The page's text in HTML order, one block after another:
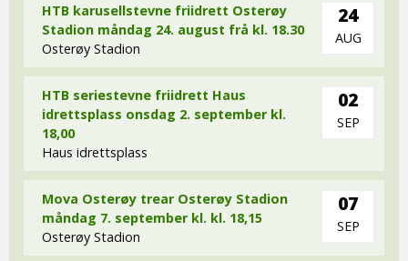
HTB karusellstevne friidrett Osterøy
Stadion måndag 24. august frå kl. 18.30
Osterøy Stadion
24
AUG
HTB seriestevne friidrett Haus
idrettsplass onsdag 2. september kl.
18,00
Haus idrettsplass
02
SEP
Mova Osterøy trear Osterøy Stadion
måndag 7. september kl. kl. 18,15
Osterøy Stadion
07
SEP